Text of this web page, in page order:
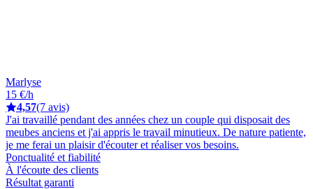
Marlyse
15 €/h
4,57(7 avis)
J'ai travaillé pendant des années chez un couple qui disposait des
meubes anciens et j'ai appris le travail minutieux. De nature patiente,
je me ferai un plaisir d'écouter et réaliser vos besoins.
Ponctualité et fiabilité
À l'écoute des clients
Résultat garanti